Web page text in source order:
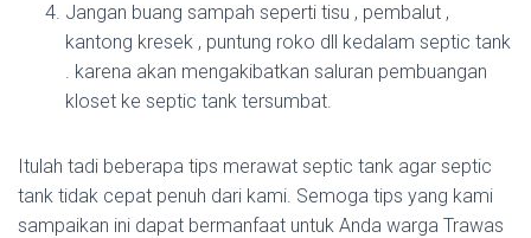
Jangan buang sampah seperti tisu , pembalut ,
kantong kresek , puntung roko dll kedalam septic tank
. karena akan mengakibatkan saluran pembuangan
kloset ke septic tank tersumbat.
Itulah tadi beberapa tips merawat septic tank agar septic
tank tidak cepat penuh dari kami. Semoga tips yang kami
sampaikan ini dapat bermanfaat untuk Anda warga Trawas